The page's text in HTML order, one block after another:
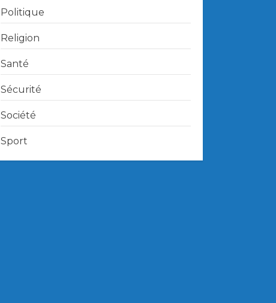
Politique
Religion
Santé
Sécurité
Société
Sport